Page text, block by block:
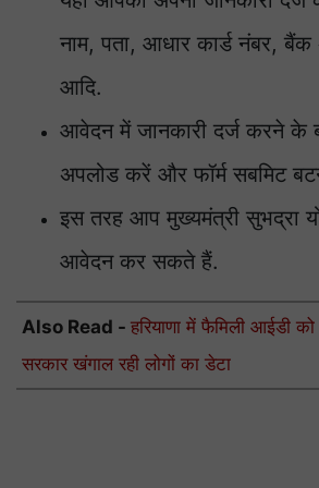
नाम, पता, आधार कार्ड नंबर,
आदि.
आवेदन में जानकारी दर्ज करने के
अपलोड करें और फॉर्म सबमिट
इस तरह आप मुख्यमंत्री सुभद्रा
आवेदन कर सकते हैं.
Also Read - हरियाणा में फैमिली आईडी
सरकार खंगाल रही लोगों का डेटा